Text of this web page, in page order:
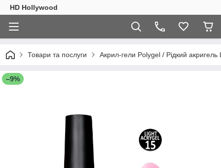
HD Hollywood
Товари та послуги Акрил-гели Polygel / Рідкий акригель
–9%